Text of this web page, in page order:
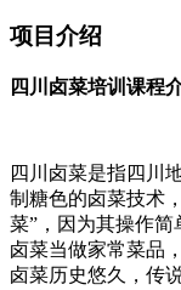
项目介绍
四川卤菜培训课程
四川卤菜是指四川
制糖色的卤菜技术
菜”，因为其操作
卤菜当做家常菜品
卤菜历史悠久，传